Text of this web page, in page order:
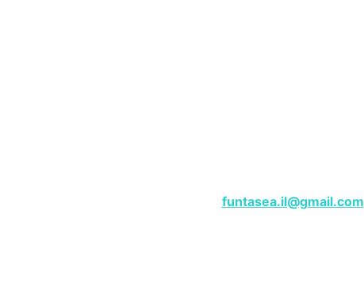
funtasea.il@gmail.com